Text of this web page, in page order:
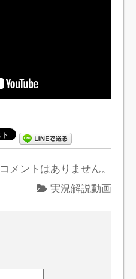
コメントはありません。
実況解説動画